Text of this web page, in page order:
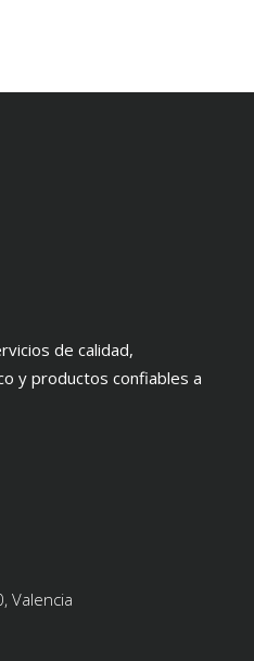
de calidad,
y productos confiables a
Valencia